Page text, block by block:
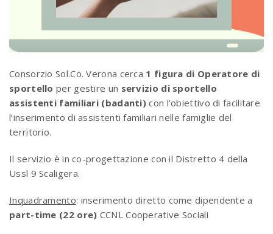
Consorzio Sol.Co. Verona cerca 1 figura di Operatore di
sportello per gestire un servizio di sportello
assistenti familiari (badanti) con l’obiettivo di facilitare
l’inserimento di assistenti familiari nelle famiglie del
territorio.
Il servizio è in co-progettazione con il Distretto 4 della
Ussl 9 Scaligera.
Inquadramento: inserimento diretto come dipendente a
part-time (22 ore) CCNL Cooperative Sociali